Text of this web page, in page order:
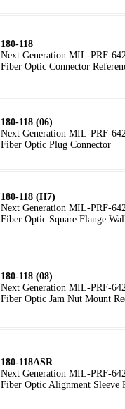
180-118
Next Generation MIL-PRF-
Fiber Optic Connector
180-118 (06)
Next Generation MIL-PRF-
Fiber Optic Plug Connector
180-118 (H7)
Next Generation MIL-PRF-
Fiber Optic Square Flange
180-118 (08)
Next Generation MIL-PRF-
Fiber Optic Jam Nut Mount
180-118ASR
Next Generation MIL-PRF-
Fiber Optic Alignment Sleeve